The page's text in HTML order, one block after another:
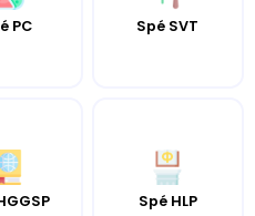
PC Spé SVT
Spé HLP